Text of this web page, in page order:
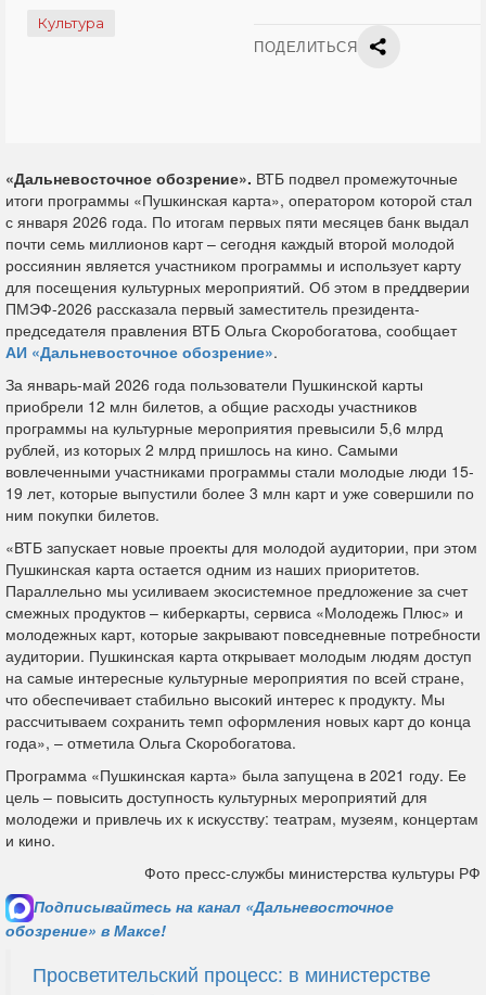
Культура
ПОДЕЛИТЬСЯ
«Дальневосточное обозрение». ВТБ подвел промежуточные
итоги программы «Пушкинская карта», оператором которой стал
с января 2026 года. По итогам первых пяти месяцев банк выдал
почти семь миллионов карт – сегодня каждый второй молодой
россиянин является участником программы и использует карту
для посещения культурных мероприятий. Об этом в преддверии
ПМЭФ-2026 рассказала первый заместитель президента-
председателя правления ВТБ Ольга Скоробогатова, сообщает
АИ «Дальневосточное обозрение».
За январь-май 2026 года пользователи Пушкинской карты
приобрели 12 млн билетов, а общие расходы участников
программы на культурные мероприятия превысили 5,6 млрд
рублей, из которых 2 млрд пришлось на кино. Самыми
вовлеченными участниками программы стали молодые люди 15-
19 лет, которые выпустили более 3 млн карт и уже совершили по
ним покупки билетов.
«ВТБ запускает новые проекты для молодой аудитории, при этом
Пушкинская карта остается одним из наших приоритетов.
Параллельно мы усиливаем экосистемное предложение за счет
смежных продуктов – киберкарты, сервиса «Молодежь Плюс» и
молодежных карт, которые закрывают повседневные потребности
аудитории. Пушкинская карта открывает молодым людям доступ
на самые интересные культурные мероприятия по всей стране,
что обеспечивает стабильно высокий интерес к продукту. Мы
рассчитываем сохранить темп оформления новых карт до конца
года», – отметила Ольга Скоробогатова.
Программа «Пушкинская карта» была запущена в 2021 году. Ее
цель – повысить доступность культурных мероприятий для
молодежи и привлечь их к искусству: театрам, музеям, концертам
и кино.
Фото пресс-службы министерства культуры РФ
Подписывайтесь на канал «Дальневосточное
обозрение» в Максе!
Просветительский процесс: в министерстве